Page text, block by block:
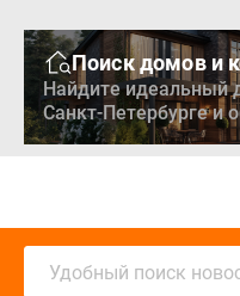
Поиск домов и
Найдите идеальный
Санкт-Петербурге и
Удобный поиск